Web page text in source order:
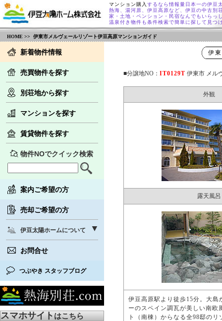
マンション購入 するなら情報量日本一の伊豆
熱海、湯河原、伊豆高原など、伊豆の中古別
家・土地・ペンション・民宿なんでもいらっ
温泉付き物件も条件検索で簡単に探して見つ
HOME >> 伊東市メルヴェールリゾート伊豆高原マンションガイド
新着物件情報
売買物件を探す
別荘地から探す
マンションを探す
賃貸物件を探す
物件NOでクイック検索
案内ご希望の方
売却ご希望の方
伊豆太陽ホームについて
お問合せ
つぶやき スタッフブログ
スマホサイトはこちら
伊
■分譲地NO： IT0129T 伊東市 メル
外観
露天風呂
伊豆高原駅より徒歩15分。大
ーのスペイン調瓦が美しい南欧
ト（南棟）からなる全98邸の